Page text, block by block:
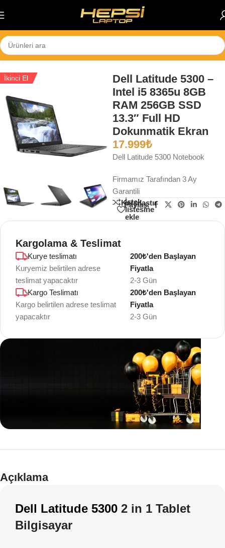
Skip to navigation
Ana Sayfa/2. El
İkinci El
Dell Latitude 5300 –
Intel i5 8365u 8GB
RAM 256GB SSD
13.3″ Full HD
Dokunmatik Ekran
17.999₺
Dell Latitude 5300 Notebook
Firmamız Tarafından 3 Ay
Garantili
Karşılaştır
İstek
listesine
ekle
Paylaş:
Kargolama & Teslimat
Kurye teslimatı
Kuryemiz belirtilen adrese
teslimat yapacaktır
2-3 Gün
200₺'den Başlayan
Fiyatla
Kargo Teslimatı
Kargo belirtilen adrese teslimat
yapacaktır
2-3 Gün
200₺'den Başlayan
Fiyatla
Teklif
Açıklama
Dell Latitude 5300 2 in 1 Tablet
Bilgisayar